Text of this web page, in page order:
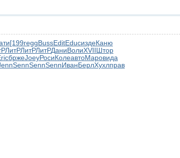
[199reggBussEditEducиздеКаню
ЛитРЛитРЛитРДаниВолиXVIIШтор
бржеJoeyРосиКолеавтоМаровида
SennSennSennИванБерлХухлправ